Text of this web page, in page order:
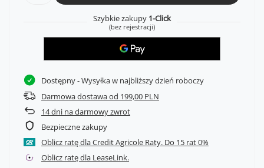
Szybkie zakupy 1-Click
(bez rejestracji)
Dostępny- Wysyłka w najbliższy dzień roboczy
Darmowa dostawa od 199,00 PLN
14dni na darmowy zwrot
Bezpieczne zakupy
Oblicz ratę dla Credit Agricole Raty.
Oblicz ratę dla LeaseLink.